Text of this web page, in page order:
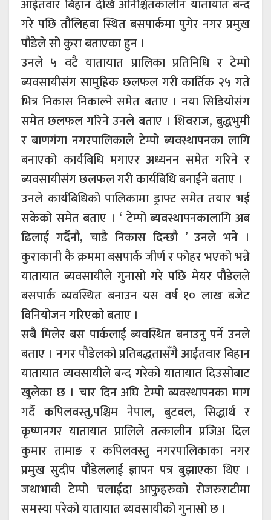
आईतवार बिहान देखि अनिश्चितकालीन यातायात बन्द
गरे पछि तौलिहवा स्थित बसपार्कमा पुगेर नगर प्रमुख
पौडेले सो कुरा बताएका हुन ।
उनले ५ वटै यातायात प्रालिका प्रतिनिधि र टेम्पो
ब्यवसायीसंग सामुहिक छलफल गरी कार्तिक २५ गते
भित्र निकास निकाल्ने समेत बताए । नया सिडियोसंग
समेत छलफल गरिने उनले बताए । शिवराज, बुद्धभुमी
र बाणगंगा नगरपालिकाले टेम्पो ब्यवस्थापनका लागि
बनाएको कार्यबिधि मगाएर अध्यनन समेत गरिने र
ब्यवसायीसंग छलफल गरी कार्यबिधि बनाईने बताए ।
उनले कार्यबिधिको पालिकामा ड्राफ्ट समेत तयार भई
सकेको समेत बताए । ‘ टेम्पो ब्यवस्थापनकालागि अब
ढिलाई गर्दैनौ, चाडै निकास दिन्छौ ’ उनले भने ।
कुराकानी कै क्रममा बसपार्क जीर्ण र फोहर भएको भन्ने
यातायात ब्यवसायीले गुनासो गरे पछि मेयर पौडेलले
बसपार्क व्यवस्थित बनाउन यस वर्ष १० लाख बजेट
विनियोजन गरिएको बताए ।
सबै मिलेर बस पार्कलाई ब्यवस्थित बनाउनु पर्ने उनले
बताए । नगर पौडेलको प्रतिबद्धतासँगै आईतवार बिहान
यातायात व्यवसायीले बन्द गरेको यातायात दिउसोबाट
खुलेका छ । चार दिन अघि टेम्पो ब्यवस्थापनका माग
गर्दै कपिलवस्तु,पश्चिम नेपाल, बुटवल, सिद्धार्थ र
कृष्णनगर यातायात प्रालिले तत्कालीन प्रजिअ दिल
कुमार तामाङ र कपिलवस्तु नगरपालिकाका नगर
प्रमुख सुदीप पौडेललाई ज्ञापन पत्र बुझाएका थिए ।
जथाभावी टेम्पो चलाईदा आफुहरुको रोजरुराटीमा
समस्या परेको यातायात ब्यवसायीको गुनासो छ ।